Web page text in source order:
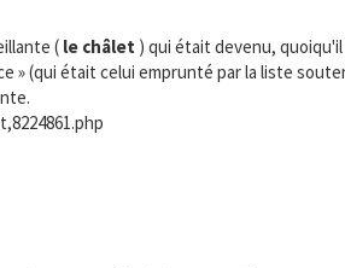
( le châlet ) qui était devenu,
» (qui était celui emprunté par la liste